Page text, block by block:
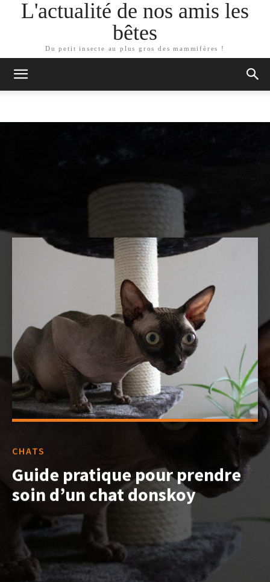
L'actualité de nos amis les
bêtes
Du petit insecte au plus gros des mammifères !
CHATS
Guide pratique pour prendre
soin d’un chat donskoy